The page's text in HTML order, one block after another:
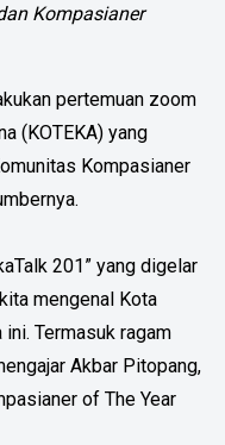
Kompasianer
pertemuan zoom
(KOTEKA) yang
Kompasianer
201” yang digelar
mengenal Kota
Termasuk ragam
Akbar Pitopang,
of The Year